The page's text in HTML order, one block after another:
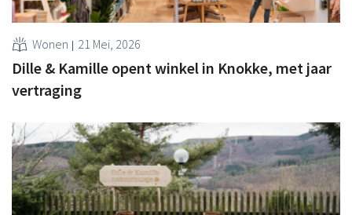
Wonen 21 Mei, 2026
Dille & Kamille opent winkel in Knokke, met jaar
vertraging